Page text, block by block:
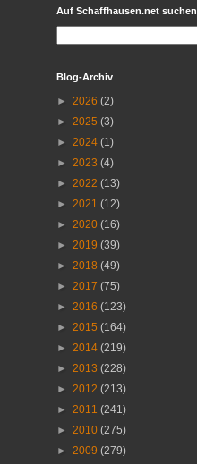
Auf Schaffhausen.net suchen
Blog-Archiv
► 2026 (2)
► 2025 (3)
► 2024 (1)
► 2023 (4)
► 2022 (13)
► 2021 (12)
► 2020 (16)
► 2019 (39)
► 2018 (49)
► 2017 (75)
► 2016 (123)
► 2015 (164)
► 2014 (219)
► 2013 (228)
► 2012 (213)
► 2011 (241)
► 2010 (275)
► 2009 (279)